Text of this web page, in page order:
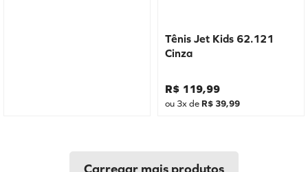
Tênis Jet Kids 62.121
Cinza
R$ 119,99
ou 3x de R$ 39,99